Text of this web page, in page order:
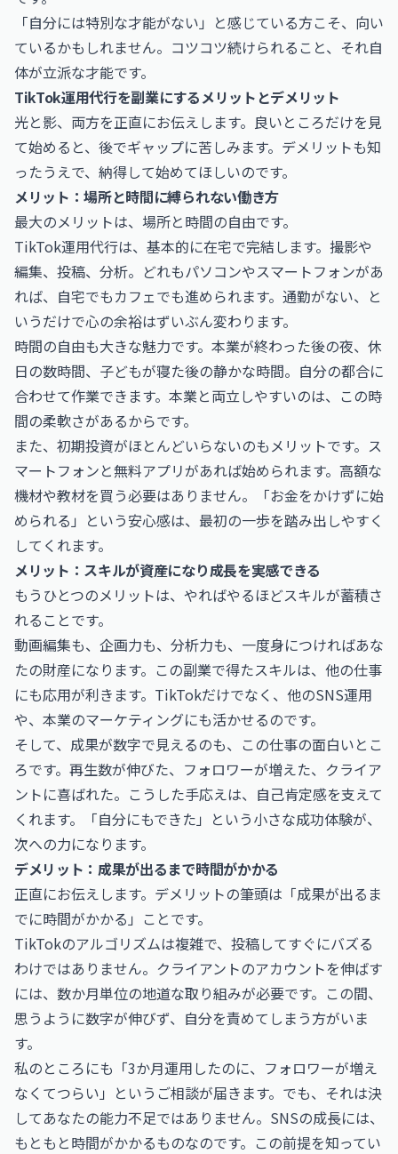
「自分には特別な才能がない」と感じている方こそ、向い
ているかもしれません。コツコツ続けられること、それ自
体が立派な才能です。
TikTok運用代行を副業にするメリットとデメリット
光と影、両方を正直にお伝えします。良いところだけを見
て始めると、後でギャップに苦しみます。デメリットも知
ったうえで、納得して始めてほしいのです。
メリット：場所と時間に縛られない働き方
最大のメリットは、場所と時間の自由です。
TikTok運用代行は、基本的に在宅で完結します。撮影や
編集、投稿、分析。どれもパソコンやスマートフォンがあ
れば、自宅でもカフェでも進められます。通勤がない、と
いうだけで心の余裕はずいぶん変わります。
時間の自由も大きな魅力です。本業が終わった後の夜、休
日の数時間、子どもが寝た後の静かな時間。自分の都合に
合わせて作業できます。本業と両立しやすいのは、この時
間の柔軟さがあるからです。
また、初期投資がほとんどいらないのもメリットです。ス
マートフォンと無料アプリがあれば始められます。高額な
機材や教材を買う必要はありません。「お金をかけずに始
められる」という安心感は、最初の一歩を踏み出しやすく
してくれます。
メリット：スキルが資産になり成長を実感できる
もうひとつのメリットは、やればやるほどスキルが蓄積さ
れることです。
動画編集も、企画力も、分析力も、一度身につければあな
たの財産になります。この副業で得たスキルは、他の仕事
にも応用が利きます。TikTokだけでなく、他のSNS運用
や、本業のマーケティングにも活かせるのです。
そして、成果が数字で見えるのも、この仕事の面白いとこ
ろです。再生数が伸びた、フォロワーが増えた、クライア
ントに喜ばれた。こうした手応えは、自己肯定感を支えて
くれます。「自分にもできた」という小さな成功体験が、
次への力になります。
デメリット：成果が出るまで時間がかかる
正直にお伝えします。デメリットの筆頭は「成果が出るま
でに時間がかかる」ことです。
TikTokのアルゴリズムは複雑で、投稿してすぐにバズる
わけではありません。クライアントのアカウントを伸ばす
には、数か月単位の地道な取り組みが必要です。この間、
思うように数字が伸びず、自分を責めてしまう方がいま
す。
私のところにも「3か月運用したのに、フォロワーが増え
なくてつらい」というご相談が届きます。でも、それは決
してあなたの能力不足ではありません。SNSの成長には、
もともと時間がかかるものなのです。この前提を知ってい